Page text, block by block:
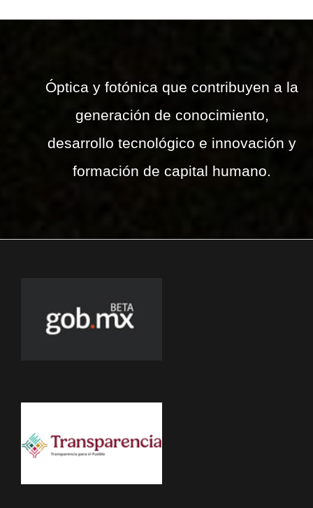
Óptica y fotónica que contribuyen a la
generación de conocimiento,
desarrollo tecnológico e innovación y
formación de capital humano.